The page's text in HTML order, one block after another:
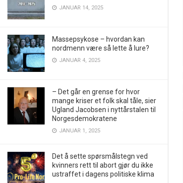
JANUAR 14, 2025
Massepsykose – hvordan kan
nordmenn være så lette å lure?
JANUAR 4, 2025
– Det går en grense for hvor
mange kriser et folk skal tåle, sier
Ugland Jacobsen i nyttårstalen til
Norgesdemokratene
JANUAR 1, 2025
Det å sette spørsmålstegn ved
kvinners rett til abort gjør du ikke
ustraffet i dagens politiske klima